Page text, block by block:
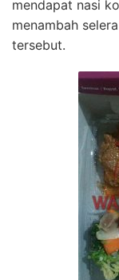
mendapat nasi
menambah
tersebut.